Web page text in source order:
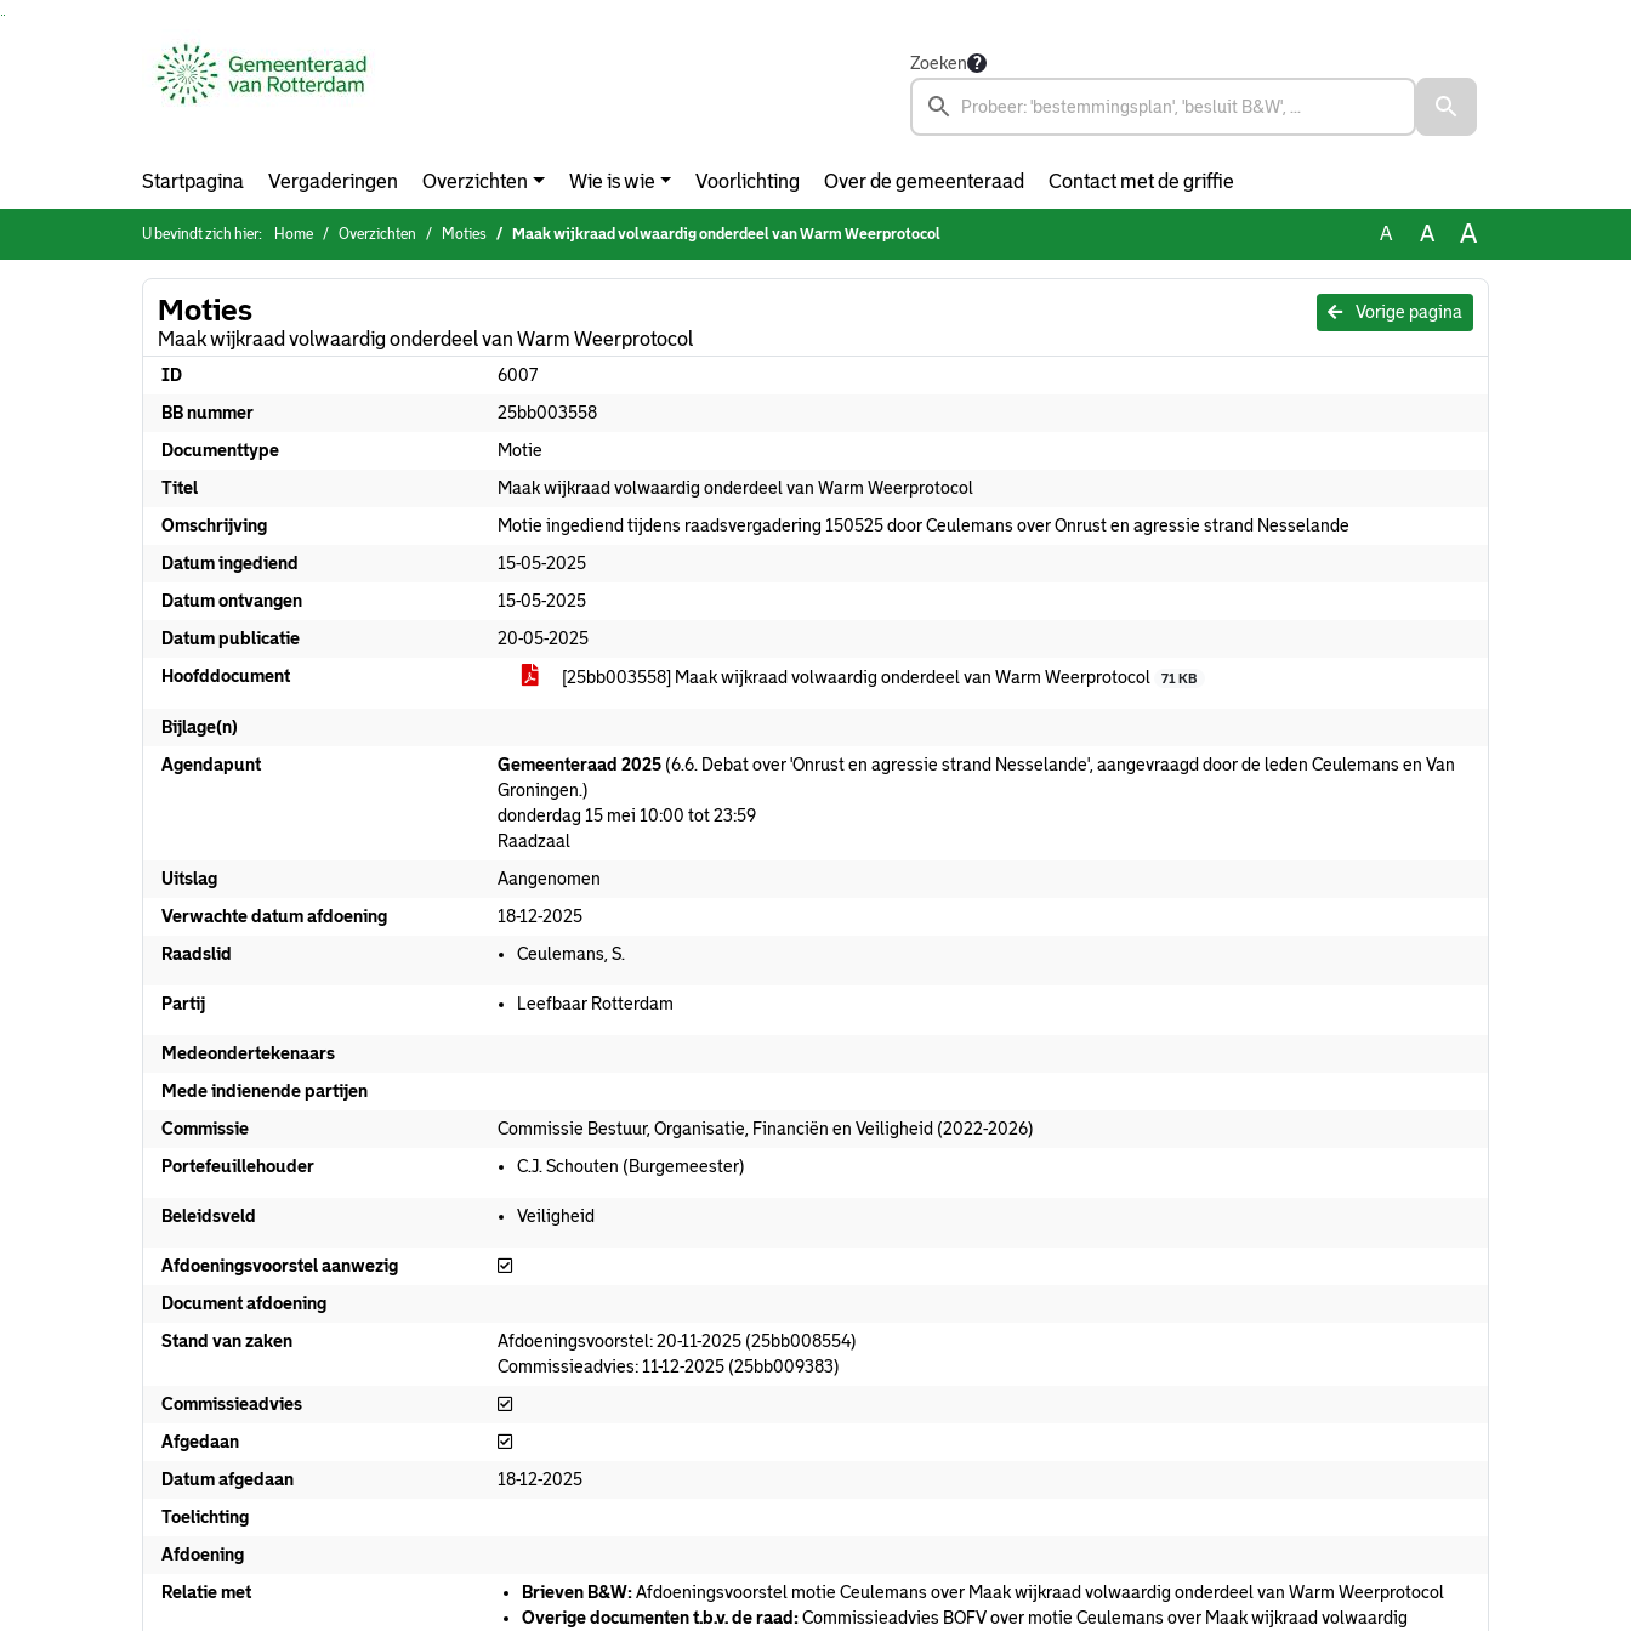
Zoeken
Startpagina Vergaderingen Overzichten Wie is wie Voorlichting Over de gemeenteraad Contact met de griffie
U bevindt zich hier: Home Overzichten Moties Maak wijkraad volwaardig onderdeel van Warm Weerprotocol A A A
Vorige pagina
Moties
Maak wijkraad volwaardig onderdeel van Warm Weerprotocol
ID
6007
BB nummer
25bb003558
Documenttype
Motie
Titel
Maak wijkraad volwaardig onderdeel van Warm Weerprotocol
Omschrijving
Motie ingediend tijdens raadsvergadering 150525 door Ceulemans over Onrust en agressie strand Nesselande
Datum ingediend
15-05-2025
Datum ontvangen
15-05-2025
Datum publicatie
20-05-2025
Hoofddocument
[25bb003558] Maak wijkraad volwaardig onderdeel van Warm Weerprotocol 71 KB
Bijlage(n)
Agendapunt
Gemeenteraad 2025 (6.6. Debat over 'Onrust en agressie strand Nesselande', aangevraagd door de leden Ceulemans en Van
Groningen.)
donderdag 15 mei 10:00 tot 23:59
Raadzaal
Uitslag
Aangenomen
Verwachte datum afdoening
18-12-2025
Raadslid
Ceulemans, S.
Partij Leefbaar Rotterdam
Medeondertekenaars
Mede indienende partijen
Commissie
Commissie Bestuur, Organisatie, Financiën en Veiligheid (2022-2026)
Portefeuillehouder
C.J. Schouten (Burgemeester)
Beleidsveld Veiligheid
Afdoeningsvoorstel aanwezig
Afdoeningsvoorstel aanwezig
Document afdoening
Stand van zaken
Afdoeningsvoorstel: 20-11-2025 (25bb008554)
Commissieadvies: 11-12-2025 (25bb009383)
Commissieadvies
Commissieadvies
Afgedaan
Afgedaan
Datum afgedaan
18-12-2025
Toelichting
Afdoening
Relatie met
Brieven B&W:Afdoeningsvoorstel motie Ceulemans over Maak wijkraad volwaardig onderdeel van Warm Weerprotocol
Overige documenten t.b.v. de raad:Commissieadvies BOFV over motie Ceulemans over Maak wijkraad volwaardig